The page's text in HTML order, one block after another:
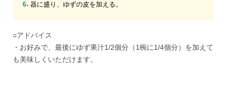
器に盛り、ゆずの皮を加える。
○アドバイス
・お好みで、最後にゆず果汁1/2個分（1椀に1/4個分）を加えて
も美味しくいただけます。